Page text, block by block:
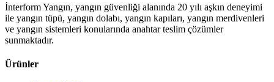
İnterform Yangın, yangın güvenliği alanında 20 yılı aşkın deneyimi
ile yangın tüpü, yangın dolabı, yangın kapıları, yangın merdivenleri
ve yangın sistemleri konularında anahtar teslim çözümler
sunmaktadır.
Ürünler